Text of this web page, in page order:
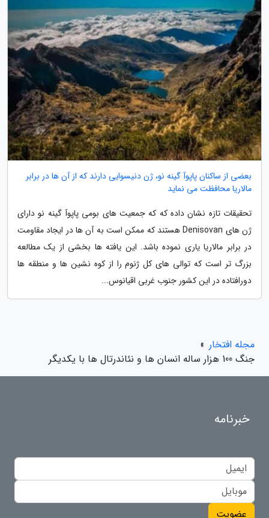
بعضی از ساکنان پاپوآ گینه نو، ژن دنیسوایی دارند که از آن ها در برابر
مالاریا محافظت می نماید
تحقیقات تازه نشان داده که که جمعیت های بومی پاپوآ گینه نو دارای
ژن های Denisovan هستند که ممکن است به آن ها در ایجاد مقاومت
در برابر مالاریا یاری نموده باشد. این یافته ها بخشی از یک مطالعه
بزرگ تر است که توالی های کل ژنوم را از کوه نشین ها و منطقه ها
دورافتاده در این کشور جنوب غربی اقیانوس...
مجله افتخار »
جنگ 100 هزار ساله انسان ها و نئاندرتال ها با یکدیگر
خبرنامه
عضویت